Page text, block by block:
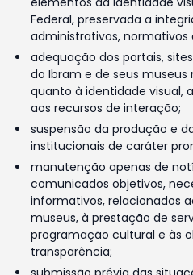
Federal, preservada a
administrativos, normativos
adequação dos portais,
do Ibram e de seus museus
quanto à identidade visual,
aos recursos de interação;
suspensão da produção e
institucionais de caráter
manutenção apenas de
comunicados objetivos,
informativos, relacionados
museus, à prestação de
programação cultural e às
transparência;